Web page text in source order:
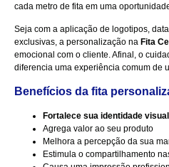
cada metro de fita em uma
Seja com a aplicação de logotipos,
exclusivas, a personalização na Fita
emocional com o cliente. Afinal, o
diferencia uma experiência comum de
Benefícios da fita
Fortalece sua identidade visual
Agrega valor ao seu produto
Melhora a percepção da sua
Estimula o compartilhamento